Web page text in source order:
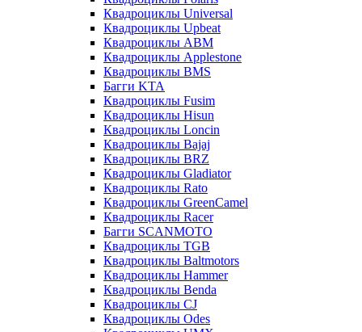
Квадроциклы Universal
Квадроциклы Upbeat
Квадроциклы ABM
Квадроциклы Applestone
Квадроциклы BMS
Багги KTA
Квадроциклы Fusim
Квадроциклы Hisun
Квадроциклы Loncin
Квадроциклы Bajaj
Квадроциклы BRZ
Квадроциклы Gladiator
Квадроциклы Rato
Квадроциклы GreenCamel
Квадроциклы Racer
Багги SCANMOTO
Квадроциклы TGB
Квадроциклы Baltmotors
Квадроциклы Hammer
Квадроциклы Benda
Квадроциклы CJ
Квадроциклы Odes